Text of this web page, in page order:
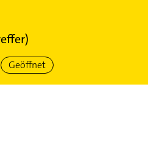
Geöffnet